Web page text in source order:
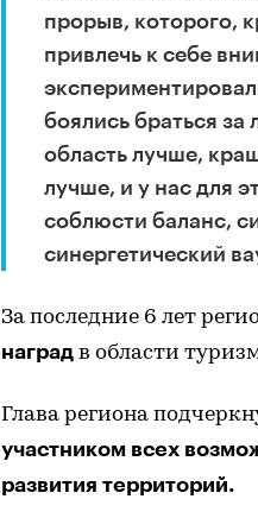
прорыв, которого,
привлечь к себе
боялись браться
область лучше,
лучше, и у нас для
соблюсти баланс,
синергетический
За последние 6 лет
наград в области
Глава региона
участником всех
развития территорий.